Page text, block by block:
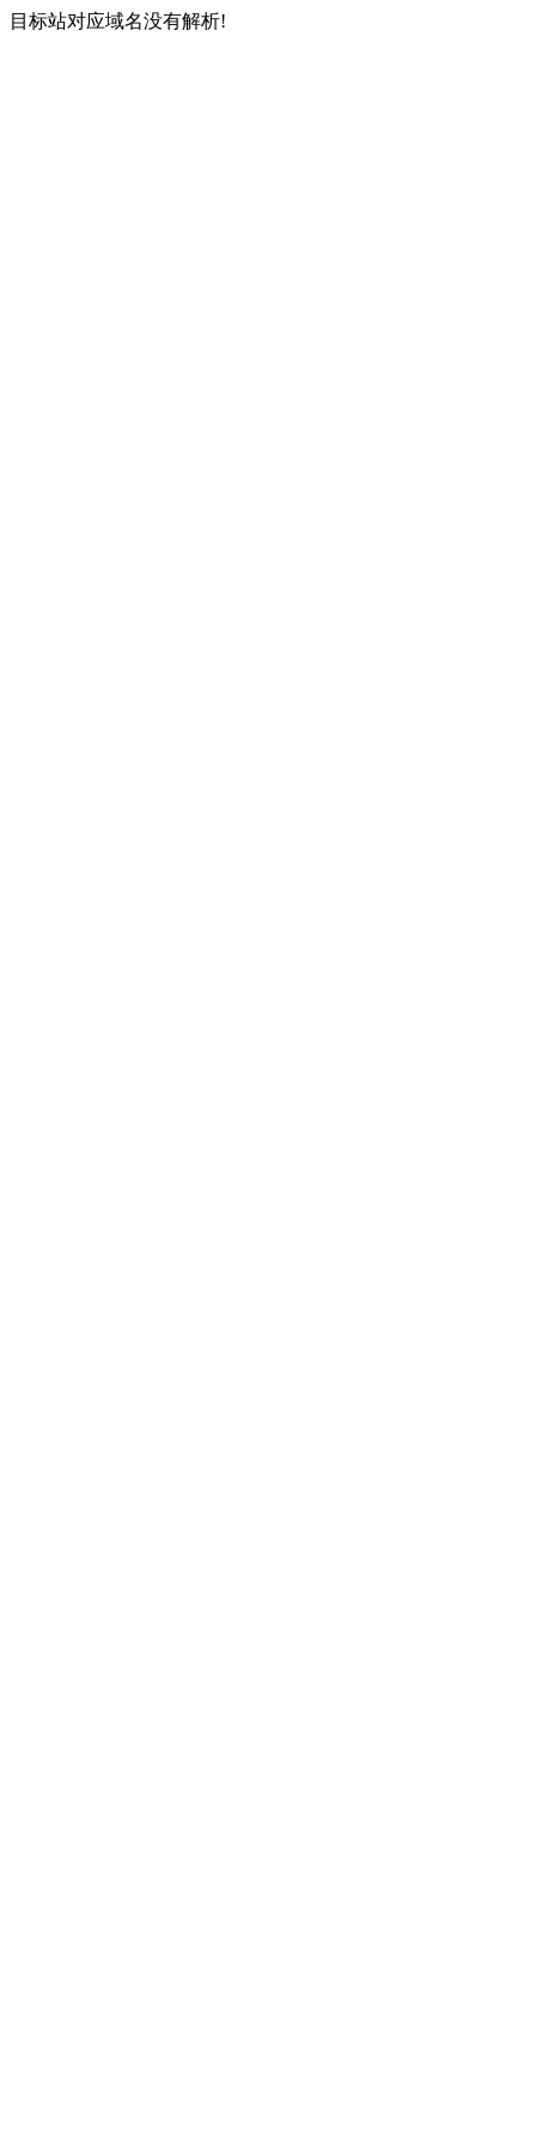
目标站对应域名没有解析!